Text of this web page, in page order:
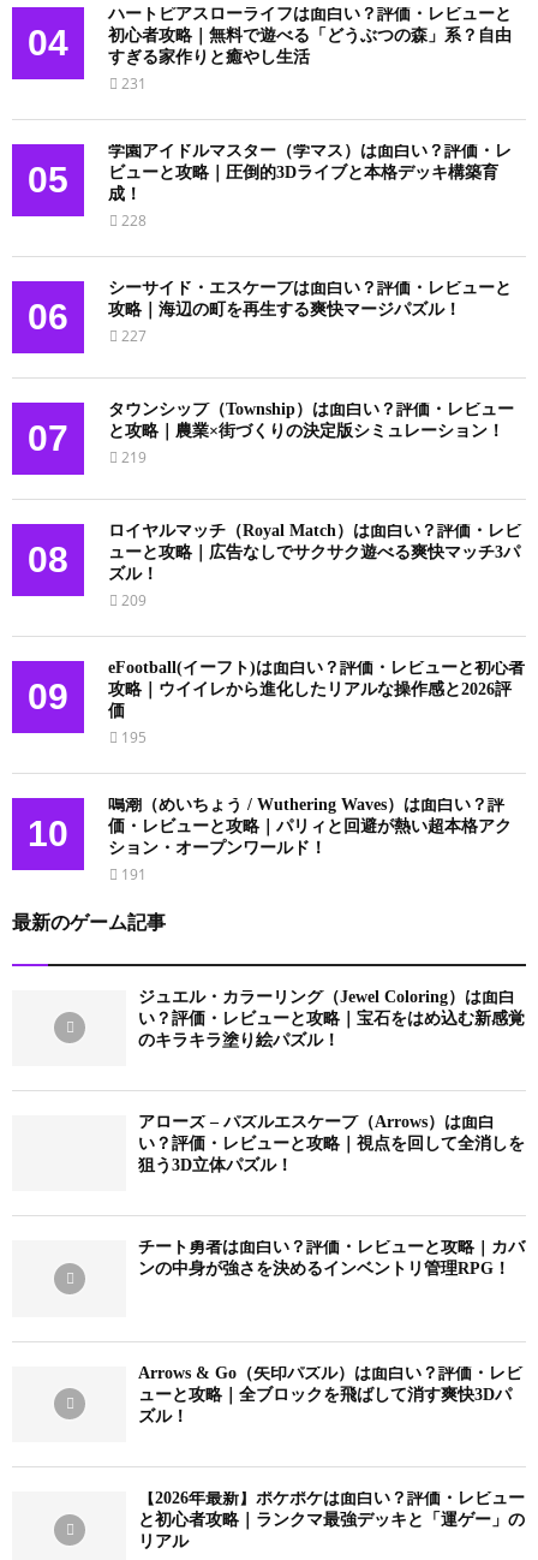
04
ハートピアスローライフは面白い？評価・レビューと
初心者攻略｜無料で遊べる「どうぶつの森」系？自由
すぎる家作りと癒やし生活
231
05
学園アイドルマスター（学マス）は面白い？評価・レ
ビューと攻略｜圧倒的3Dライブと本格デッキ構築育
成！
228
06
シーサイド・エスケープは面白い？評価・レビューと
攻略｜海辺の町を再生する爽快マージパズル！
227
07
タウンシップ（Township）は面白い？評価・レビュー
と攻略｜農業×街づくりの決定版シミュレーション！
219
08
ロイヤルマッチ（Royal Match）は面白い？評価・レビ
ューと攻略｜広告なしでサクサク遊べる爽快マッチ3パ
ズル！
209
09
eFootball(イーフト)は面白い？評価・レビューと初心者
攻略｜ウイイレから進化したリアルな操作感と2026評
価
195
10
鳴潮（めいちょう / Wuthering Waves）は面白い？評
価・レビューと攻略｜パリィと回避が熱い超本格アク
ション・オープンワールド！
191
最新のゲーム記事
ジュエル・カラーリング（Jewel Coloring）は面白
い？評価・レビューと攻略｜宝石をはめ込む新感覚
のキラキラ塗り絵パズル！
アローズ – パズルエスケープ（Arrows）は面白
い？評価・レビューと攻略｜視点を回して全消しを
狙う3D立体パズル！
チート勇者は面白い？評価・レビューと攻略｜カバ
ンの中身が強さを決めるインベントリ管理RPG！
Arrows & Go（矢印パズル）は面白い？評価・レビ
ューと攻略｜全ブロックを飛ばして消す爽快3Dパ
ズル！
【2026年最新】ポケポケは面白い？評価・レビュー
と初心者攻略｜ランクマ最強デッキと「運ゲー」の
リアル